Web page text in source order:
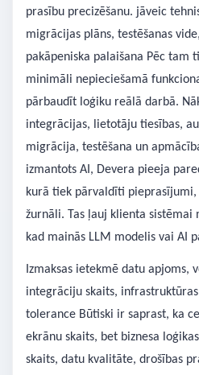
prasību precizēšanu. jāveic
migrācijas plāns, testēšanas
pakāpeniska palaišana Pēc tam
minimāli nepieciešamā
pārbaudīt loģiku reālā darbā.
integrācijas, lietotāju tiesības,
migrācija, testēšana un
izmantots AI, Devera pieeja
kurā tiek pārvaldīti
žurnāli. Tas ļauj klienta sistēmai
kad mainās LLM modelis vai AI
Izmaksas ietekmē datu apjoms,
integrāciju skaits,
tolerance Būtiski ir saprast, ka
ekrānu skaits, bet biznesa
skaits, datu kvalitāte, drošības